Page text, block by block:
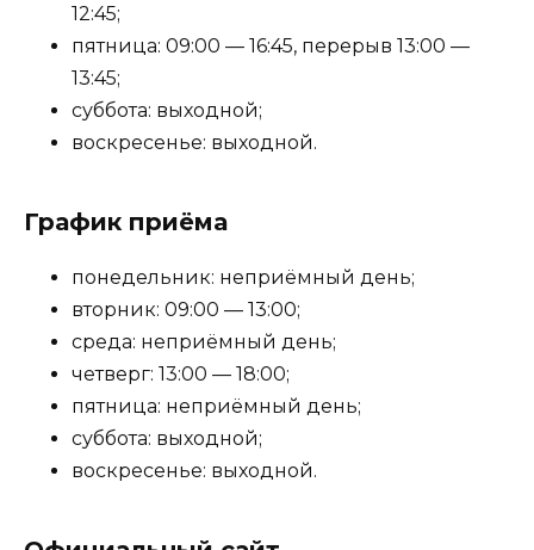
12:45;
пятница: 09:00 — 16:45, перерыв 13:00 —
13:45;
суббота: выходной;
воскресенье: выходной.
График приёма
понедельник: неприёмный день;
вторник: 09:00 — 13:00;
среда: неприёмный день;
четверг: 13:00 — 18:00;
пятница: неприёмный день;
суббота: выходной;
воскресенье: выходной.